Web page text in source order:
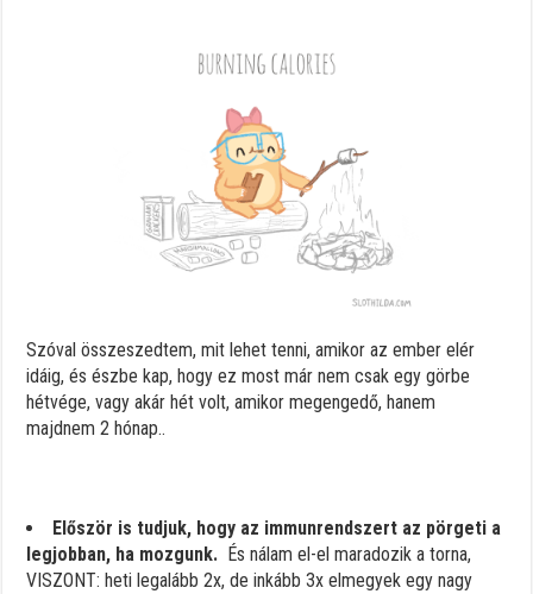
Szóval összeszedtem, mit lehet tenni, amikor az ember elér
idáig, és észbe kap, hogy ez most már nem csak egy görbe
hétvége, vagy akár hét volt, amikor megengedő, hanem
majdnem 2 hónap..
Először is tudjuk, hogy az immunrendszert az pörgeti a
legjobban, ha mozgunk. És nálam el-el maradozik a torna,
VISZONT: heti legalább 2x, de inkább 3x elmegyek egy nagy